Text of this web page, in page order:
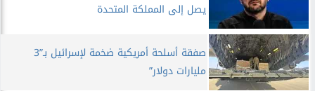
يصل إلى المملكة المتحدة
صفقة أسلحة أمريكية ضخمة لإسرائيل بـ”3
مليارات دولار”